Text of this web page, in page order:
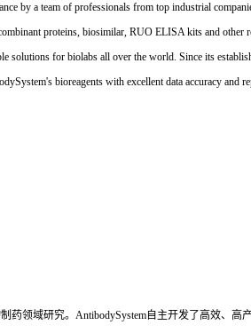
by a team of professionals from top industrial
proteins, biosimilar, RUO ELISA kits and
solutions for biolabs all over the world. Since its
bioreagents with excellent data accuracy and
药领域研究。AntibodySystem自主开发了高效、